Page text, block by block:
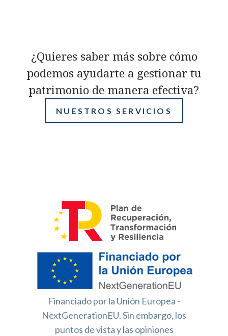
¿Quieres saber más sobre cómo
podemos ayudarte a gestionar tu
patrimonio de manera efectiva?
NUESTROS SERVICIOS
Financiado por la Unión Europea -
NextGenerationEU. Sin embargo, los
puntos de vista y las opiniones